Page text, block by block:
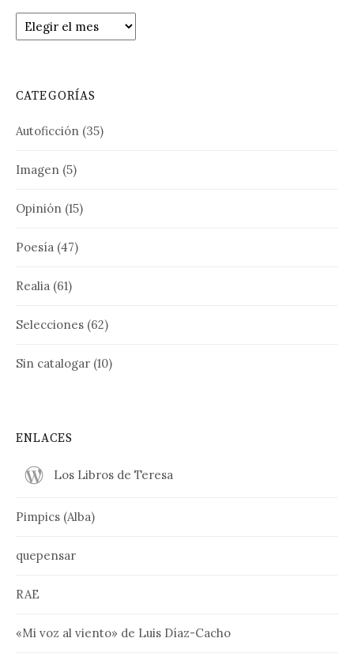
Archivos
CATEGORÍAS
Autoficción (35)
Imagen (5)
Opinión (15)
Poesía (47)
Realia (61)
Selecciones (62)
Sin catalogar (10)
ENLACES
Los Libros de Teresa
Pimpics (Alba)
quepensar
RAE
«Mi voz al viento» de Luis Díaz-Cacho